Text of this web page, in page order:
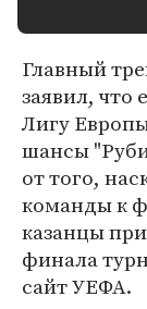
Главный
заявил, что
Лигу
шансы
от того,
команды к
казанцы
финала
сайт УЕФА.